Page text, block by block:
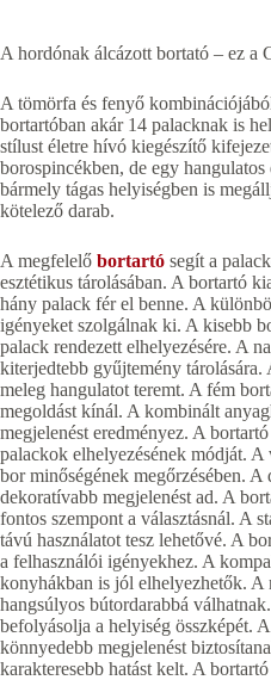
A hordónak álcázott bortató – ez a
A tömörfa és fenyő
bortartóban akár 14 palacknak is
stílust életre hívó kiegészítő
borospincékben, de egy
bármely tágas helyiségben is
kötelező darab.
A megfelelő bortartó segít a
esztétikus tárolásában. A bortartó
hány palack fér el benne. A
igényeket szolgálnak ki. A kisebb
palack rendezett elhelyezésére. A
kiterjedtebb gyűjtemény tárolására.
meleg hangulatot teremt. A fém
megoldást kínál. A kombinált
megjelenést eredményez. A
palackok elhelyezésének módját. A
bor minőségének megőrzésében. A
dekoratívabb megjelenést ad. A
fontos szempont a választásnál. A
távú használatot tesz lehetővé. A
a felhasználói igényekhez. A
konyhákban is jól elhelyezhetők.
hangsúlyos bútordarabbá
befolyásolja a helyiség összképét.
könnyedebb megjelenést
karakteresebb hatást kelt. A